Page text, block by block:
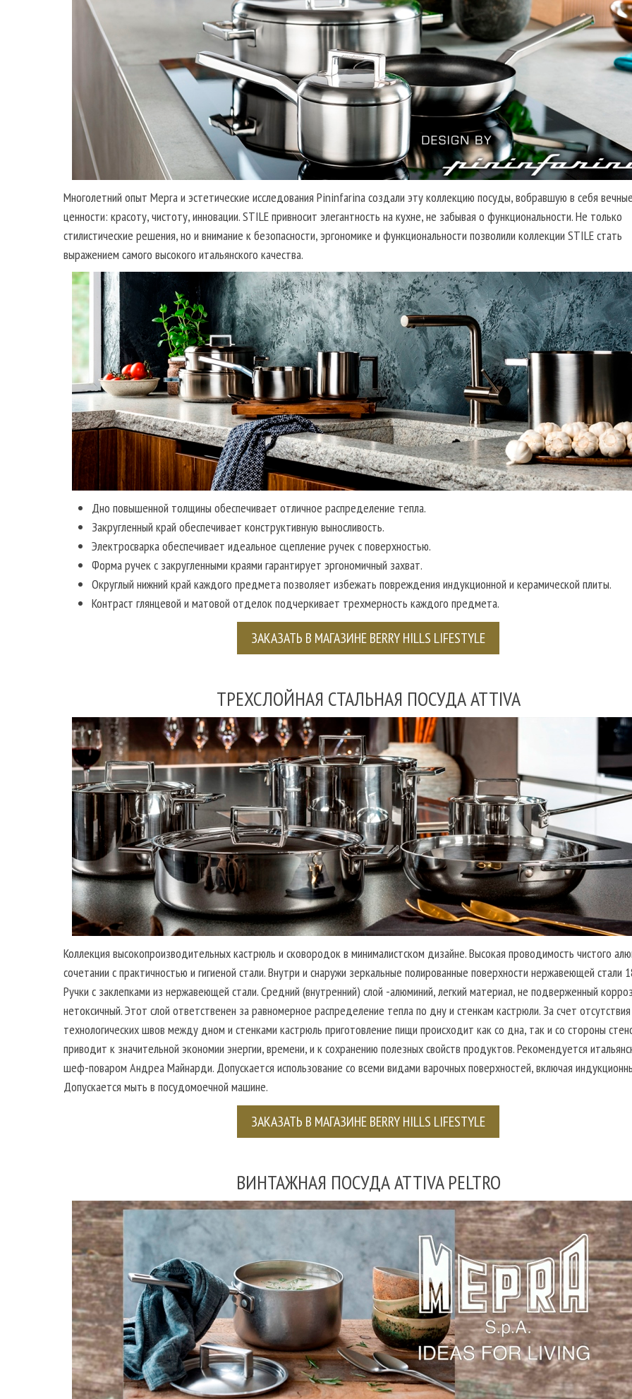
Многолетний опыт Mepra и эстетические исследования Pininfarina создали эту коллекцию посуды, вобравшую в себя
ценности: красоту, чистоту, инновации. STILE привносит элегантность на кухне, не забывая о функциональности. Не только
стилистические решения, но и внимание к безопасности, эргономике и функциональности позволили коллекции STILE стать
выражением самого высокого итальянского качества.
Дно повышенной толщины обеспечивает отличное распределение тепла.
Закругленный край обеспечивает конструктивную выносливость.
Электросварка обеспечивает идеальное сцепление ручек с поверхностью.
Форма ручек с закругленными краями гарантирует эргономичный захват.
Округлый нижний край каждого предмета позволяет избежать повреждения индукционной и керамической плиты.
Контраст глянцевой и матовой отделок подчеркивает трехмерность каждого предмета.
ЗАКАЗАТЬ В МАГАЗИНЕ BERRY HILLS LIFESTYLE
ТРЕХСЛОЙНАЯ СТАЛЬНАЯ ПОСУДА ATTIVA
Коллекция высокопроизводительных кастрюль и сковородок в минималистском дизайне. Высокая проводимость чистого
сочетании с практичностью и гигиеной стали. Внутри и снаружи зеркальные полированные поверхности нержавеющей стали
Ручки с заклепками из нержавеющей стали. Средний (внутренний) слой -алюминий, легкий материал, не подверженный
нетоксичный. Этот слой ответственен за равномерное распределение тепла по дну и стенкам кастрюли. За счет отсутствия
технологических швов между дном и стенками кастрюль приготовление пищи происходит как со дна, так и со стороны
приводит к значительной экономии энергии, времени, и к сохранению полезных свойств продуктов. Рекомендуется
шеф-поваром Андреа Майнарди. Допускается использование со всеми видами варочных поверхностей, включая
Допускается мыть в посудомоечной машине.
ЗАКАЗАТЬ В МАГАЗИНЕ BERRY HILLS LIFESTYLE
ВИНТАЖНАЯ ПОСУДА ATTIVA PELTRO